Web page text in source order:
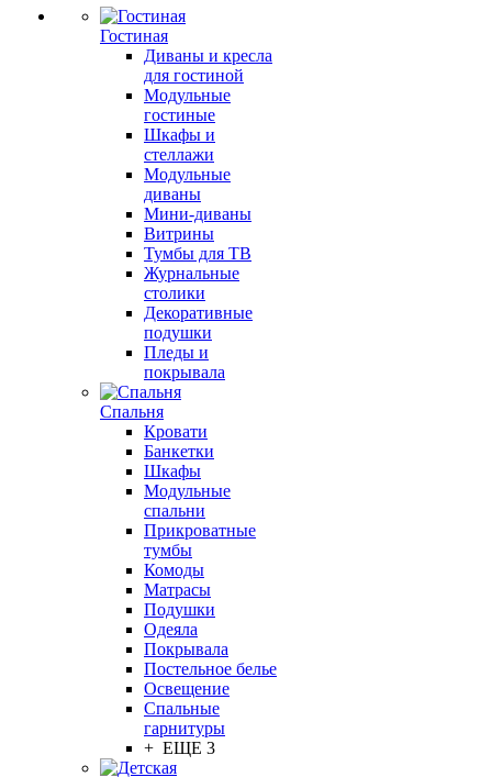
Гостиная
Диваны и кресла
для гостиной
Модульные
гостиные
Шкафы и
стеллажи
Модульные
диваны
Мини-диваны
Витрины
Тумбы для ТВ
Журнальные
столики
Декоративные
подушки
Пледы и
покрывала
Спальня
Кровати
Банкетки
Шкафы
Модульные
спальни
Прикроватные
тумбы
Комоды
Матрасы
Подушки
Одеяла
Покрывала
Постельное белье
Освещение
Спальные
гарнитуры
+ ЕЩЕ 3